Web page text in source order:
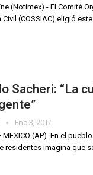
(Notimex).- El Comité
(COSSIAC) eligió
Sacheri: “La
Ene 3, 2017
MEXICO (AP)  En el
residentes imagina que